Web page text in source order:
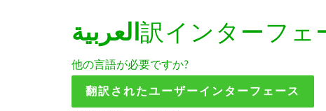
العربية 訳インターフェ
他の言語が必要ですか?
翻訳されたユーザーインターフェース